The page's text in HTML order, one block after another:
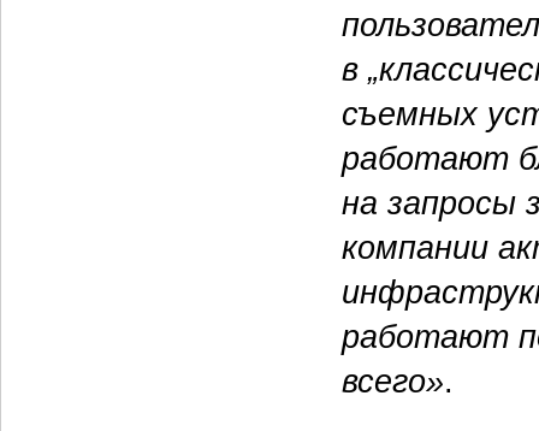
в
съемных
работают
на запросы
компании
работают
всего».